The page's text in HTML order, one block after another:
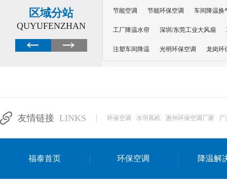
区域分站
QUYUFENZHAN
节能空调 节能环保空调 车间降温换
工厂降温水帘 深圳/东莞工业大风扇
注塑车间降温 光明环保空调 龙岗环
达州工业省电安装
友情链接 LINKS 环保空调 水帘风机 惠州环保空调厂家 广
福泰首页 环保空调 降温解